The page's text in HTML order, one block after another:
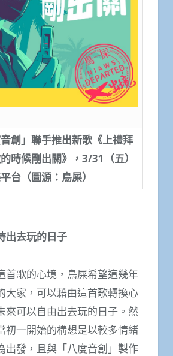
創」聯手推出新歌《上禮拜
時候剛出關》， 3/31
（五）
台（圖源：鳥屎）
出去玩的日子
首歌的心境，鳥屎希望這幾年
大家，可以藉由這首歌轉換心
來可以自由出去玩的日子。然
初一開始的構想是以較多情緒
出發，且與「八度音創」製作